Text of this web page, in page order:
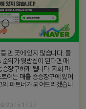
먼 곳에 있지 않습니다. 플
순위가 뒷받침이 된다면 매
승장구하게 됩니다. 저희 마
어는 매출 승승장구에 있어
의 파트너가 되어드리겠습니
20 15:17:27